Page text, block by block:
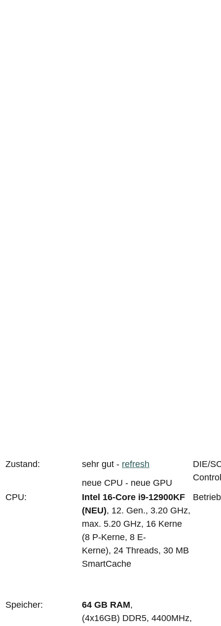
Zustand: sehr gut - refresh
neue CPU - neue GPU
DIE/
CPU:
Intel 16-Core i9-12900KF
(NEU), 12. Gen., 3.20 GHz,
max. 5.20 GHz, 16 Kerne
(8 P-Kerne, 8 E-
Kerne), 24 Threads, 30 MB
SmartCache
Speicher: 64 GB RAM,
(4x16GB) DDR5, 4400MHz,